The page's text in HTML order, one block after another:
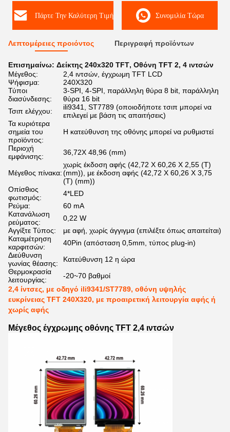
Πάρτε Την Καλύτερη Τιμή Συνομιλία Τώρα
Λεπτομέρειες προιόντος Περιγραφή προϊόντων
Επισημαίνω: Δείκτης 240x320 TFT, Οθόνη TFT 2, 4 ιντσών
Μέγεθος:
2,4 ιντσών, έγχρωμη TFT LCD
Ψήφισμα:
240X320
Τύποι
διασύνδεσης:
3-SPI, 4-SPI, παράλληλη θύρα 8 bit, παράλληλη
θύρα 16 bit
Τσιπ ελέγχου:
ili9341, ST7789 (οποιοδήποτε τσιπ μπορεί να
επιλεγεί με βάση τις απαιτήσεις)
Τα κυριότερα
σημεία του
προϊόντος:
Η κατεύθυνση της οθόνης μπορεί να ρυθμιστεί
Περιοχή
εμφάνισης:
36,72X 48,96 (mm)
Μέγεθος πίνακα:
χωρίς έκδοση αφής (42,72 X 60,26 X 2,55 (T)
(mm)), με έκδοση αφής (42,72 X 60,26 X 3,75
(T) (mm))
Οπίσθιος
φωτισμός:
4*LED
Ρεύμα:
60 mA
Κατανάλωση
ρεύματος:
0,22 W
Αγγίξτε Τύπος:
με αφή, χωρίς άγγιγμα (επιλέξτε όπως απαιτείται)
Καταμέτρηση
καρφιτσών:
40Pin (απόσταση 0,5mm, τύπος plug-in)
Διεύθυνση
γωνίας θέασης:
Κατεύθυνση 12 η ώρα
Θερμοκρασία
λειτουργίας:
-20~70 βαθμοί
2,4 ίντσες, με οδηγό ili9341/ST7789, οθόνη υψηλής
ευκρίνειας TFT 240X320, με προαιρετική λειτουργία αφής ή
χωρίς αφής
Μέγεθος έγχρωμης οθόνης TFT 2,4 ιντσών